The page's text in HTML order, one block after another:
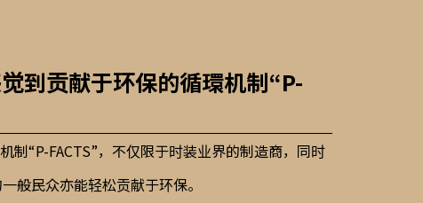
到贡献于环保的循環机制“P-
制“P-FACTS”，不仅限于时装业界的制造商，同时
般民众亦能轻松贡献于环保。